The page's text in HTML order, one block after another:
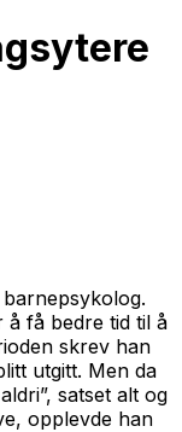
å få bedre tid til å
skrev han
utgitt. Men da
satset alt og
opplevde han